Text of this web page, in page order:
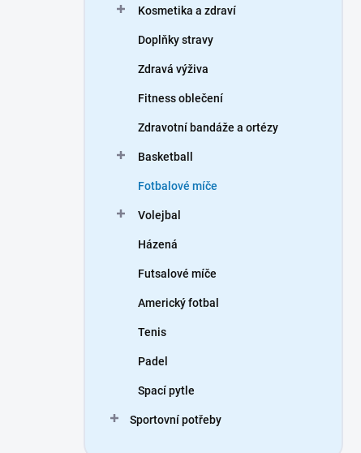
Kosmetika a zdraví
Doplňky stravy
Zdravá výživa
Fitness oblečení
Zdravotní bandáže a ortézy
Basketball
Fotbalové míče
Volejbal
Házená
Futsalové míče
Americký fotbal
Tenis
Padel
Spací pytle
Sportovní potřeby